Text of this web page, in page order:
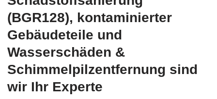
(BGR128), kontaminierter
Gebäudeteile und
Wasserschäden &
Schimmelpilzentfernung sind
wir Ihr Experte